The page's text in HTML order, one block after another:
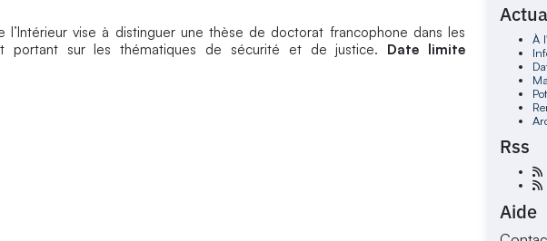
vise à distinguer une thèse de doctorat francophone dans les
portant sur les thématiques de sécurité et de justice. Date limite
À
Rss
Aide